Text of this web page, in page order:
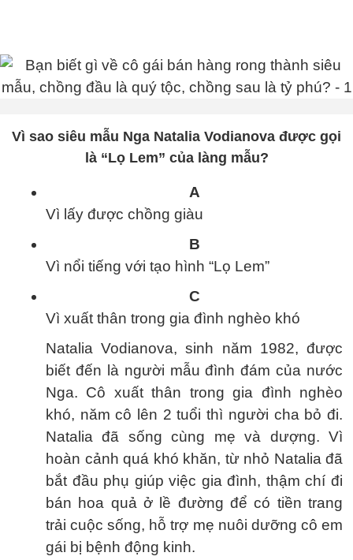
Vì sao siêu mẫu Nga Natalia Vodianova được gọi
là “Lọ Lem” của làng mẫu?
A
Vì lấy được chồng giàu
B
Vì nổi tiếng với tạo hình “Lọ Lem”
C
Vì xuất thân trong gia đình nghèo khó
Natalia Vodianova, sinh năm 1982, được
biết đến là người mẫu đình đám của nước
Nga. Cô xuất thân trong gia đình nghèo
khó, năm cô lên 2 tuổi thì người cha bỏ đi.
Natalia đã sống cùng mẹ và dượng. Vì
hoàn cảnh quá khó khăn, từ nhỏ Natalia đã
bắt đầu phụ giúp việc gia đình, thậm chí đi
bán hoa quả ở lề đường để có tiền trang
trải cuộc sống, hỗ trợ mẹ nuôi dưỡng cô em
gái bị bệnh động kinh.